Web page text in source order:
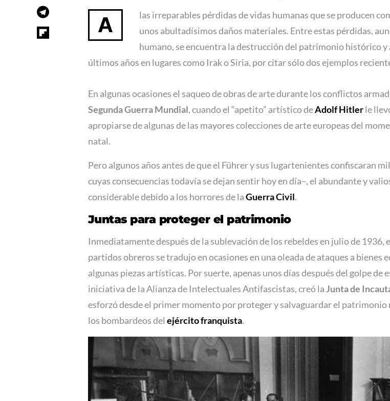
A
las irreparables pérdidas de vidas humanas que se producen
unos abultadísimos daños materiales. Entre estas pérdidas,
humano, se encuentra la destrucción del patrimonio histórico
últimos años en lugares como Irak o Siria, por citar sólo dos ejemplos
En algunas ocasiones el saqueo de obras de arte durante los conflictos
Segunda Guerra Mundial, cuando el “apetito” artístico deAdolf Hitlerle
apropiarse de algunas de las mayores colecciones de arte europeas del
natal.
Pero algunos años antes de que el Führer y sus lugartenientes confiscaran
cuyas consecuencias todavía se dejan sentir hoy en día–, el abundante y
considerable debido a los horrores de laGuerra Civil.
Juntas para proteger el patrimonio
Inmediatamente después de la sublevación de los rebeldes en julio de
partidos obreros se tradujo en ocasiones en una oleada de ataques a
algunas piezas artísticas. Por suerte, apenas unos días después del golpe
iniciativa de la Alianza de Intelectuales Antifascistas, creó laJunta de
esforzó desde el primer momento por proteger y salvaguardar el
los bombardeos del ejército franquista.